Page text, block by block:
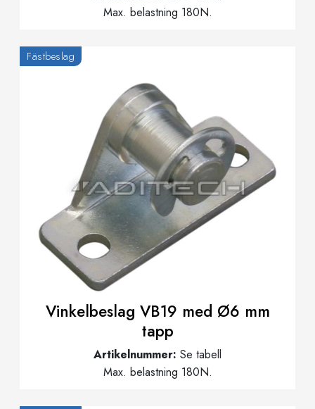
Max. belastning 180N.
Fästbeslag
Vinkelbeslag VB19 med Ø6 mm
tapp
Artikelnummer: Se tabell
Max. belastning 180N.